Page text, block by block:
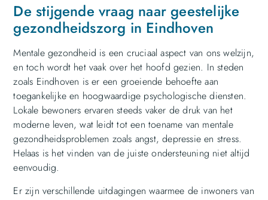
De stijgende vraag naar geestelijke
gezondheidszorg in Eindhoven
Mentale gezondheid is een cruciaal aspect van ons welzijn,
en toch wordt het vaak over het hoofd gezien. In steden
zoals Eindhoven is er een groeiende behoefte aan
toegankelijke en hoogwaardige psychologische diensten.
Lokale bewoners ervaren steeds vaker de druk van het
moderne leven, wat leidt tot een toename van mentale
gezondheidsproblemen zoals angst, depressie en stress.
Helaas is het vinden van de juiste ondersteuning niet altijd
eenvoudig.
Er zijn verschillende uitdagingen waarmee de inwoners van